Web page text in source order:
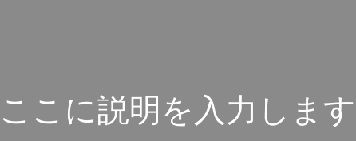
ここに説明を入力し ます